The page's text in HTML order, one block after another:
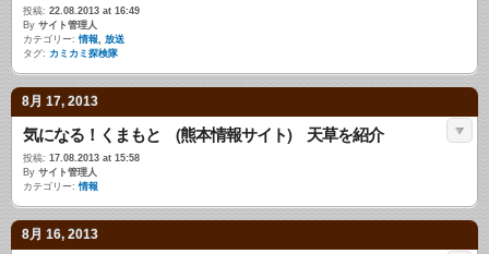
投稿: 22.08.2013 at 16:49
By サイト管理人
カテゴリー: 情報, 放送
タグ: カミカミ探検隊
8月 17, 2013
気になる！くまもと (熊本情報サイト) 天草を紹介
投稿: 17.08.2013 at 15:58
By サイト管理人
カテゴリー: 情報
8月 16, 2013